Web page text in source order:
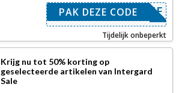
UWSBRIEF
PAK DEZE CODE
Tijdelijk onbeperkt
Krijg nu tot 50% korting op
geselecteerde artikelen van Intergard
Sale